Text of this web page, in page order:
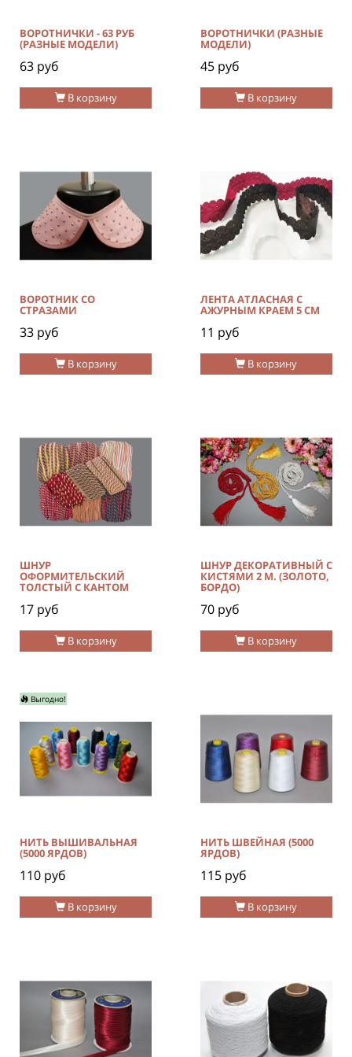
В корзину
ВОРОТНИЧКИ - 63 РУБ
(РАЗНЫЕ МОДЕЛИ)
63 руб
В корзину
ВОРОТНИЧКИ (РАЗНЫЕ
МОДЕЛИ)
45 руб
В корзину
ВОРОТНИК СО
СТРАЗАМИ
33 руб
В корзину
ЛЕНТА АТЛАСНАЯ С
АЖУРНЫМ КРАЕМ 5 СМ
11 руб
В корзину
ШНУР
ОФОРМИТЕЛЬСКИЙ
ТОЛСТЫЙ С КАНТОМ
17 руб
В корзину
ШНУР ДЕКОРАТИВНЫЙ С
КИСТЯМИ 2 М. (ЗОЛОТО,
БОРДО)
70 руб
Выгодно!
В корзину
НИТЬ ВЫШИВАЛЬНАЯ
(5000 ЯРДОВ)
110 руб
В корзину
НИТЬ ШВЕЙНАЯ (5000
ЯРДОВ)
115 руб